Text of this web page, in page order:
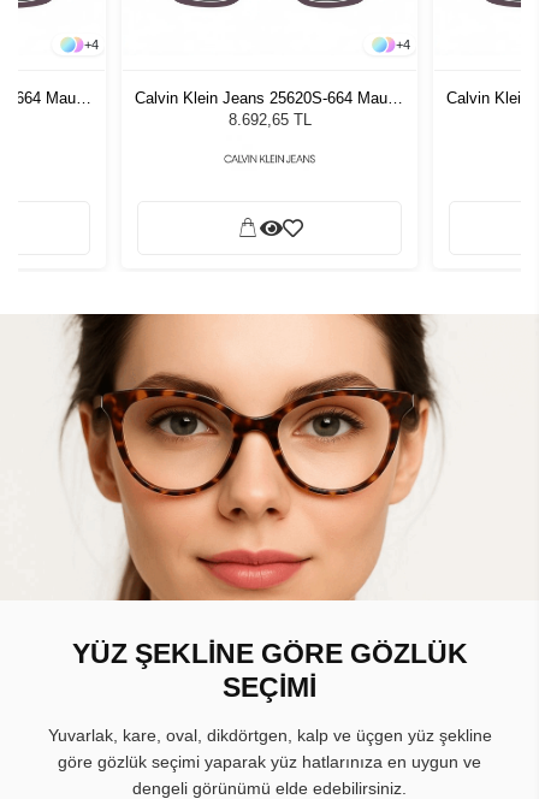
+4
664 Mauve
+4
Calvin Klein Jeans 25620S-664 Mauve
Kadın Güneş Gözlüğü
8.692,65 TL
Calvin Klein
YÜZ ŞEKLİNE GÖRE GÖZLÜK
SEÇİMİ
Yuvarlak, kare, oval, dikdörtgen, kalp ve üçgen yüz şekline
göre gözlük seçimi yaparak yüz hatlarınıza en uygun ve
dengeli görünümü elde edebilirsiniz.